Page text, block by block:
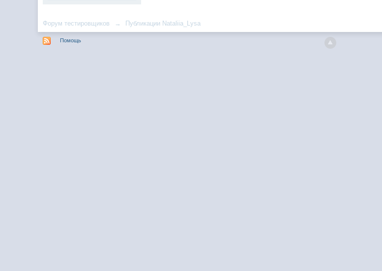
Форум тестировщиков → Публикации Nataliia_Lysa
Помощь